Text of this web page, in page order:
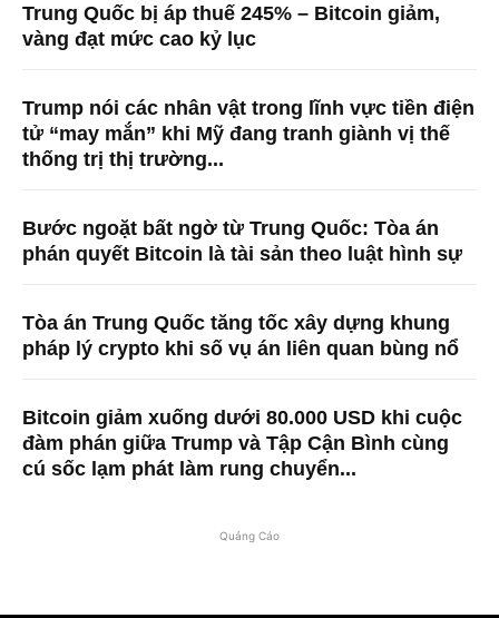
Trung Quốc bị áp thuế 245% – Bitcoin giảm,
vàng đạt mức cao kỷ lục
Trump nói các nhân vật trong lĩnh vực tiền điện
tử “may mắn” khi Mỹ đang tranh giành vị thế
thống trị thị trường...
Bước ngoặt bất ngờ từ Trung Quốc: Tòa án
phán quyết Bitcoin là tài sản theo luật hình sự
Tòa án Trung Quốc tăng tốc xây dựng khung
pháp lý crypto khi số vụ án liên quan bùng nổ
Bitcoin giảm xuống dưới 80.000 USD khi cuộc
đàm phán giữa Trump và Tập Cận Bình cùng
cú sốc lạm phát làm rung chuyển...
Quảng Cáo